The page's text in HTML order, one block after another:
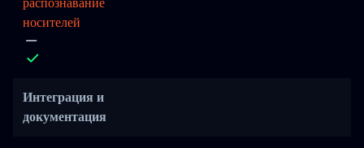
распознавание
носителей
Интеграция и
документация